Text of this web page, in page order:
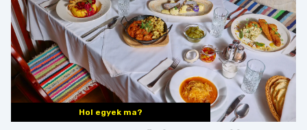
Hol egyek ma?